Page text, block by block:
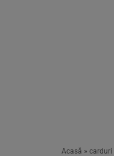
Acasă » carduri